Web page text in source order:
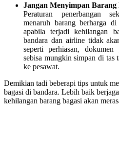
Jangan Menyimpan Barang
Peraturan penerbangan
menaruh barang berharga
apabila terjadi kehilangan
bandara dan airline tidak
seperti perhiasan,
sebisa mungkin simpan di tas
ke pesawat.
Demikian tadi beberapi tips untuk
bagasi di bandara. Lebih baik
kehilangan barang bagasi akan